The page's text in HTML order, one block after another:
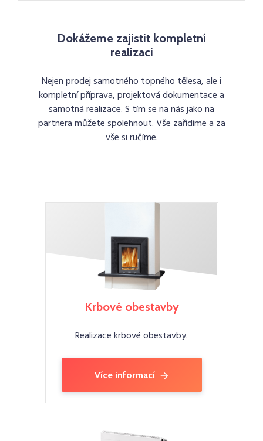
Dokážeme zajistit kompletní
realizaci
Nejen prodej samotného topného tělesa, ale i
kompletní příprava, projektová dokumentace a
samotná realizace. S tím se na nás jako na
partnera můžete spolehnout. Vše zařídíme a za
vše si ručíme.
Krbové obestavby
Realizace krbové obestavby.
Více informací